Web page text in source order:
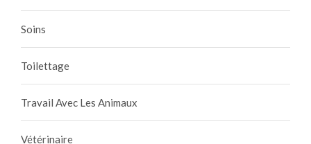
Soins
Toilettage
Travail Avec Les Animaux
Vétérinaire